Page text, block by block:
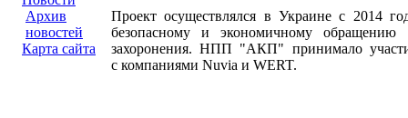
Архив
новостей
Карта сайта
Проект осуществлялся в Украине с 2014
безопасному и экономичному
захоронения. НПП "АКП" принимало
с компаниями Nuvia и WERT.